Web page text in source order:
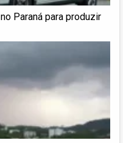
Paraná para produzir